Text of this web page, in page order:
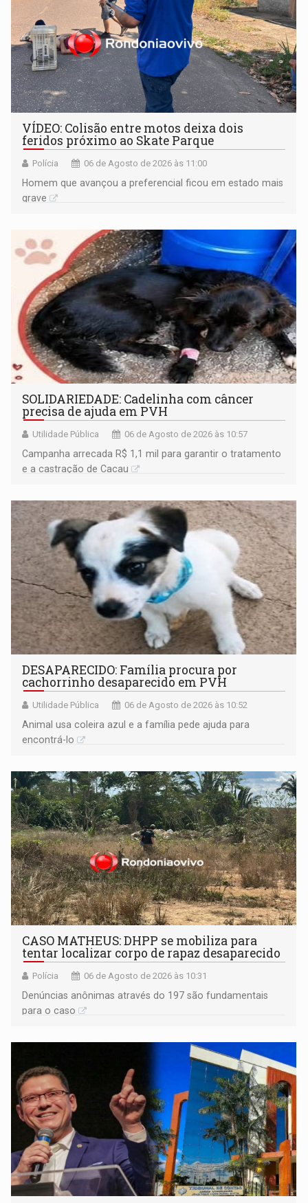
VÍDEO: Colisão entre motos deixa dois
feridos próximo ao Skate Parque
Polícia 06 de Agosto de 2026 às 11:00
Homem que avançou a preferencial ficou em estado mais
grave
SOLIDARIEDADE: Cadelinha com câncer
precisa de ajuda em PVH
Utilidade Pública 06 de Agosto de 2026 às 10:57
Campanha arrecada R$ 1,1 mil para garantir o tratamento
e a castração de Cacau
DESAPARECIDO: Família procura por
cachorrinho desaparecido em PVH
Utilidade Pública 06 de Agosto de 2026 às 10:52
Animal usa coleira azul e a família pede ajuda para
encontrá-lo
CASO MATHEUS: DHPP se mobiliza para
tentar localizar corpo de rapaz desaparecido
Polícia 06 de Agosto de 2026 às 10:31
Denúncias anônimas através do 197 são fundamentais
para o caso